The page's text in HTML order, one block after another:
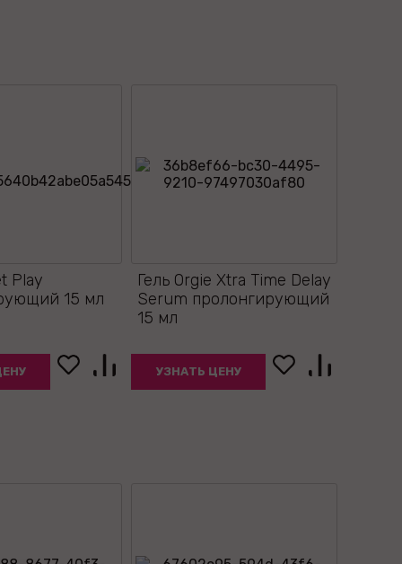
Play
15 мл
Гель Orgie Xtra Time Delay
Serum пролонгирующий
15 мл
УЗНАТЬ ЦЕНУ